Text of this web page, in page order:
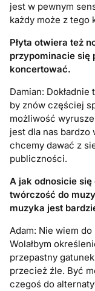
jest w pewnym
każdy może z tego
Płyta otwiera też
przypominacie się
koncertować.
Damian:
by znów częściej
możliwość
jest dla nas bardzo
chcemy dawać z
publiczności.
A jak odnosicie się
twórczość do
muzyka jest
Adam: Nie wiem
Wolałbym
przepastny
przecież źle. Być
czegoś do